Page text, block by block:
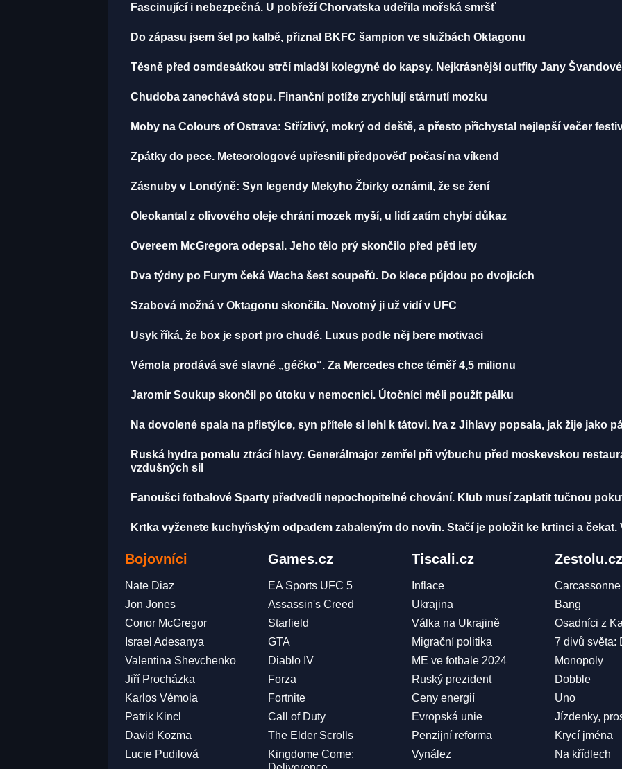
Fascinující i nebezpečná. U pobřeží Chorvatska udeřila mořská smršť
Do zápasu jsem šel po kalbě, přiznal BKFC šampion ve službách Oktagonu
Těsně před osmdesátkou strčí mladší kolegyně do kapsy. Nejkrásnější outfity Jany
Chudoba zanechává stopu. Finanční potíže zrychlují stárnutí mozku
Moby na Colours of Ostrava: Střízlivý, mokrý od deště, a přesto přichystal nejlepší večer
Zpátky do pece. Meteorologové upřesnili předpověď počasí na víkend
Zásnuby v Londýně: Syn legendy Mekyho Žbirky oznámil, že se žení
Oleokantal z olivového oleje chrání mozek myší, u lidí zatím chybí důkaz
Overeem McGregora odepsal. Jeho tělo prý skončilo před pěti lety
Dva týdny po Furym čeká Wacha šest soupeřů. Do klece půjdou po dvojicích
Szabová možná v Oktagonu skončila. Novotný ji už vidí v UFC
Usyk říká, že box je sport pro chudé. Luxus podle něj bere motivaci
Vémola prodává své slavné „géčko“. Za Mercedes chce téměř 4,5 milionu
Jaromír Soukup skončil po útoku v nemocnici. Útočníci měli použít pálku
Na dovolené spala na přistýlce, syn přítele si lehl k tátovi. Iva z Jihlavy popsala, jak žije jako
Ruská hydra pomalu ztrácí hlavy. Generálmajor zemřel při výbuchu před moskevskou
vzdušných sil
Fanoušci fotbalové Sparty předvedli nepochopitelné chování. Klub musí zaplatit tučnou
Krtka vyženete kuchyňským odpadem zabaleným do novin. Stačí je položit ke krtinci a
Bojovníci
Nate Diaz
Jon Jones
Conor McGregor
Israel Adesanya
Valentina Shevchenko
Jiří Procházka
Karlos Vémola
Patrik Kincl
David Kozma
Lucie Pudilová
Games.cz
EA Sports UFC 5
Assassin's Creed
Starfield
GTA
Diablo IV
Forza
Fortnite
Call of Duty
The Elder Scrolls
Kingdome Come:
Tiscali.cz
Inflace
Ukrajina
Válka na Ukrajině
Migrační politika
ME ve fotbale 2024
Ruský prezident
Ceny energií
Evropská unie
Penzijní reforma
Vynález
Carcassonne
Bang
Osadníci z
7 divů světa:
Monopoly
Dobble
Uno
Jízdenky,
Krycí jména
Na křídlech